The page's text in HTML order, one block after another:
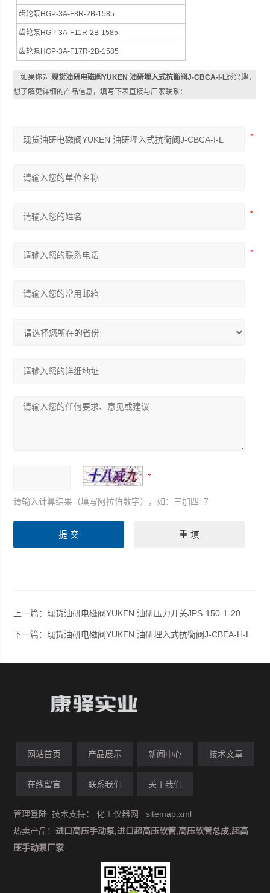
齿轮泵HGP-3A-F8R-2B-1585
齿轮泵HGP-3A-F11R-2B-1585
齿轮泵HGP-3A-F17R-2B-1585
如果你对现货油研电磁阀YUKEN 油研埋入式抗衡阀J-CBCA-I-L感兴趣，
想了解更详细的产品信息，填写下表直接与厂家联系：
请输入计算结果（填写阿拉伯数字），如：三加四=7
上一篇：现货油研电磁阀YUKEN 油研压力开关JPS-150-1-20
下一篇：现货油研电磁阀YUKEN 油研埋入式抗衡阀J-CBEA-H-L
网站首页 产品展示 新闻中心 技术文章
在线留言 联系我们 关于我们
管理登陆 技术支持：化工仪器网
sitemap.xml
热卖产品：进口高压手动泵,进口超高压软管,高压软管总成,超高
压手动泵厂家